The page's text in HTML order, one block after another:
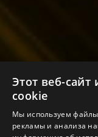
Этот веб-сайт
cookie
Мы используем файлы
рекламы и анализа